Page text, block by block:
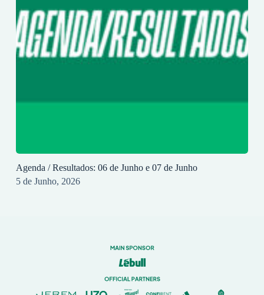
Agenda / Resultados: 06 de Junho e 07 de Junho
5 de Junho, 2026